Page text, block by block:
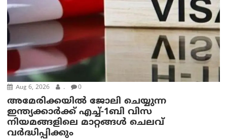
Aug 6, 2026 . 0
അമേരിക്കയില്‍ ജോലി ചെയ്യുന്ന
ഇന്ത്യക്കാർക്ക് എച്ച്-1ബി വിസ
നിയമങ്ങളിലെ മാറ്റങ്ങൾ ചെലവ്
വർദ്ധിപ്പിക്കും